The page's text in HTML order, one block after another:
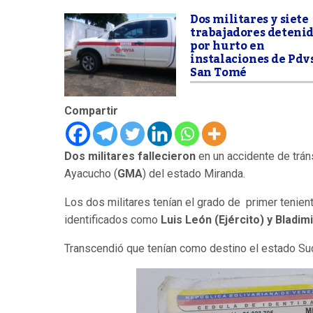
Dos militares y siete
trabajadores
por hurto en
instalaciones de
San Tomé
Compartir
Dos militares fallecieron en un accidente de
Ayacucho (GMA) del estado Miranda.
Los dos militares tenían el grado de primer
identificados como Luis León (Ejército) y
Transcendió que tenían como destino el estado